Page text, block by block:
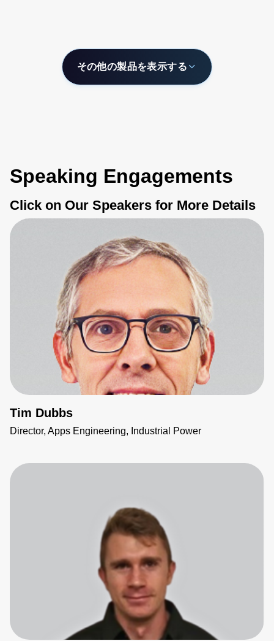
その他の製品を表示する
Speaking Engagements
Click on Our Speakers for More Details
Tim Dubbs
Director, Apps Engineering, Industrial Power